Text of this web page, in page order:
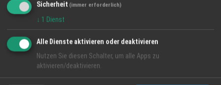
Sicherheit (immer erforderlich)
↓ 1 Dienst
Alle Dienste aktivieren oder deaktivieren
Nutzen Sie diesen Schalter, um alle Apps zu
aktivieren/deaktivieren.